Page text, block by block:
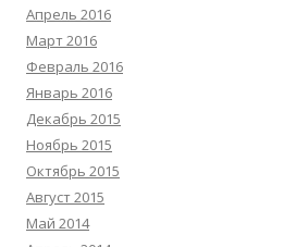
Апрель 2016
Март 2016
Февраль 2016
Январь 2016
Декабрь 2015
Ноябрь 2015
Октябрь 2015
Август 2015
Май 2014